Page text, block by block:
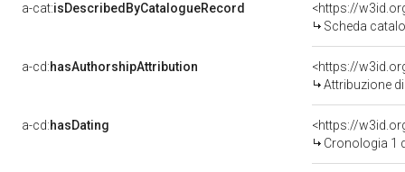
a-cat:isDescribedByCatalogueRecord
<https://
Scheda
a-cd:hasAuthorshipAttribution
Attribuzione
a-cd:hasDating
<https://
Cronologia 1